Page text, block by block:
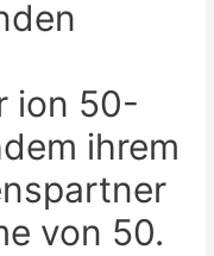
ion 50-
ihrem
von 50.